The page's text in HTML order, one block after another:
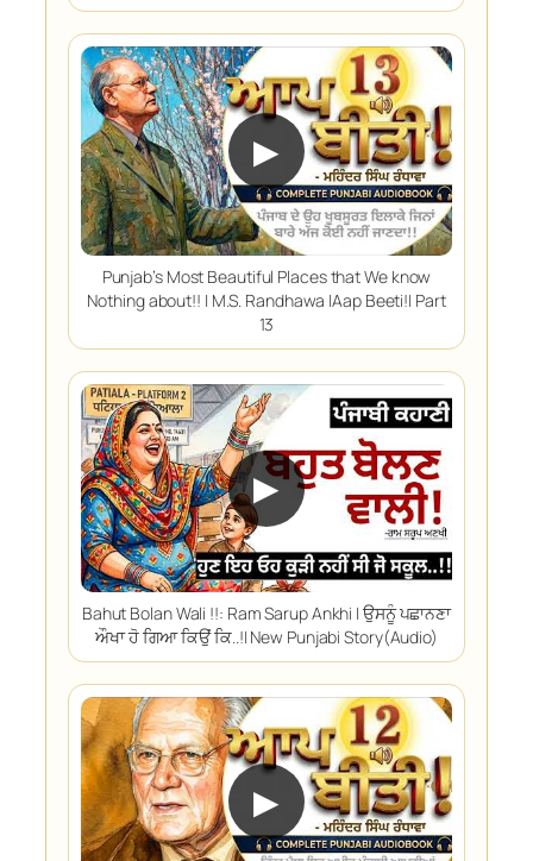
▶
Punjab’s Most Beautiful Places that We know
Nothing about!! | M.S. Randhawa |Aap Beeti!| Part
13
▶
Bahut Bolan Wali !!: Ram Sarup Ankhi | ਉਸਨੂੰ ਪਛਾਨਣਾ
ਔਖਾ ਹੋ ਗਿਆ ਕਿਉਂ ਕਿ..!| New Punjabi Story(Audio)
▶